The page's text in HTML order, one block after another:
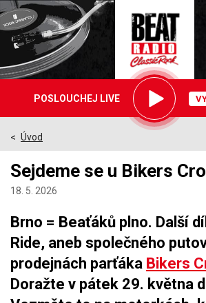
hrajemePOSLOUCHEJ LIVE
Úvod
>
Sejdeme se u Bikers
18. 5. 2026
Brno = Beaťáků plno. Další
Ride, aneb společného
prodejnách parťáka Bikers
Doražte v pátek 29. května